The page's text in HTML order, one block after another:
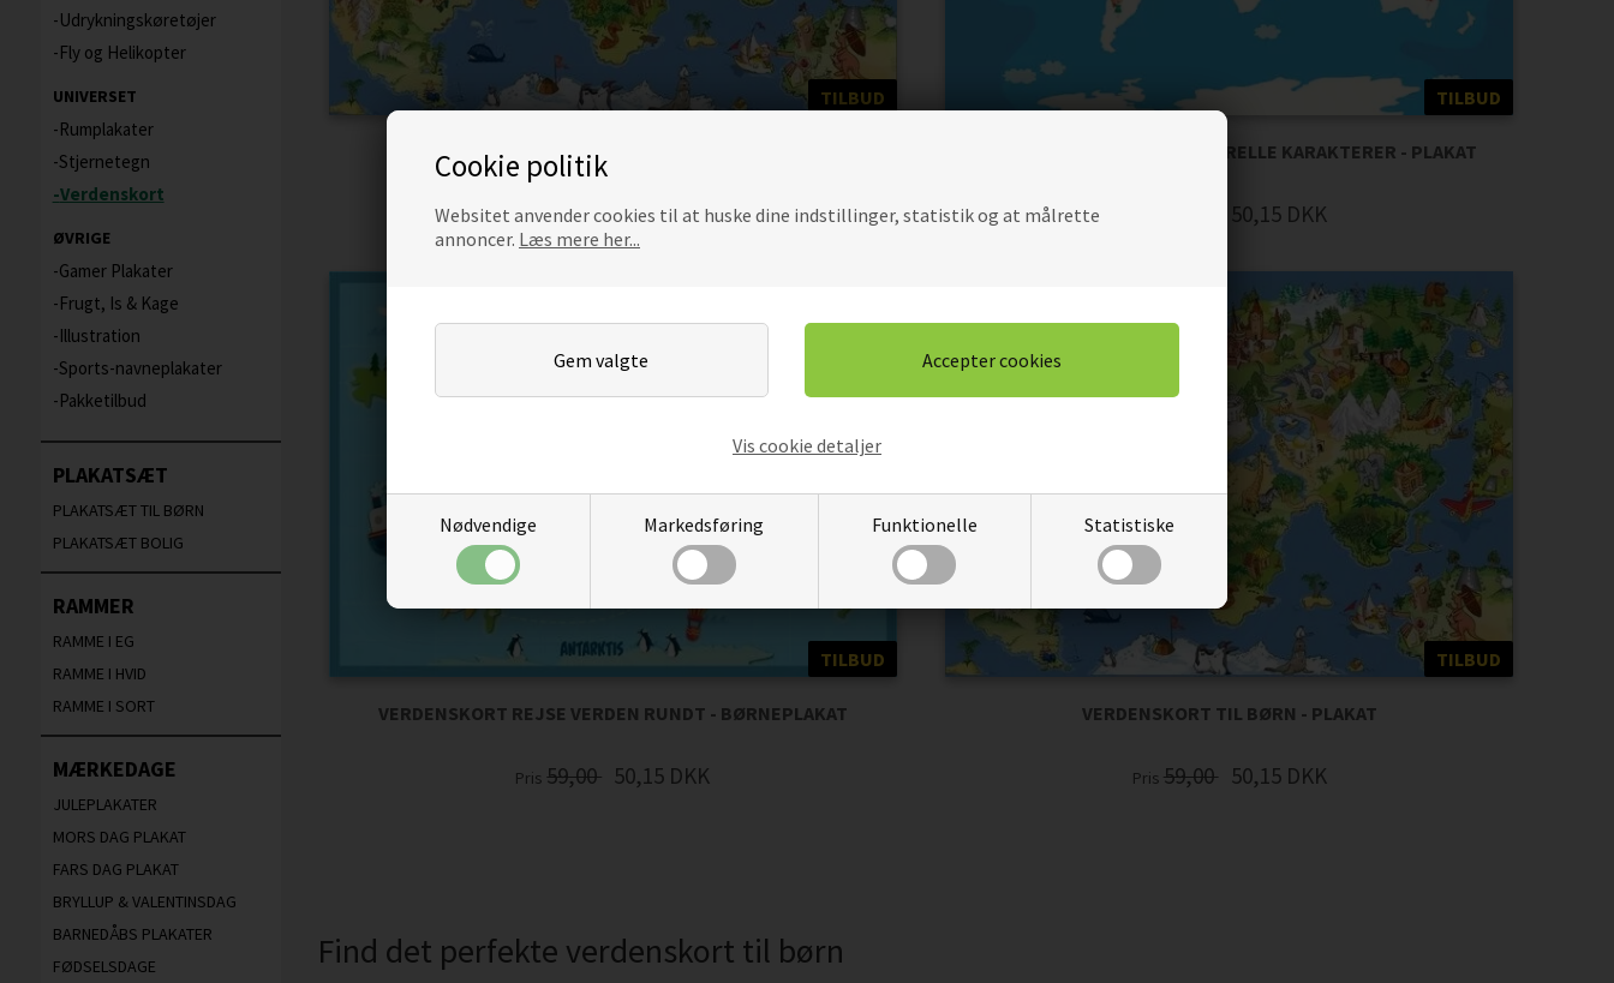
Cookie politik
Websitet anvender cookies til at huske dine indstillinger, statistik og at målrette
annoncer. Læs mere her...
Nødvendige Markedsføring Funktionelle Statistiske
Vis cookie detaljer
Udrykningskøretøjer
Fly og Helikopter
UNIVERSET
Rumplakater
Stjernetegn
Verdenskort
ØVRIGE
Gamer Plakater
Frugt, Is & Kage
Illustration
Sports-navneplakater
Pakketilbud
PLAKATSÆT
PLAKATSÆT TIL BØRN
PLAKATSÆT BOLIG
RAMMER
RAMME I EG
RAMME I HVID
RAMME I SORT
MÆRKEDAGE
JULEPLAKATER
MORS DAG PLAKAT
FARS DAG PLAKAT
BRYLLUP & VALENTINSDAG
BARNEDÅBS PLAKATER
FØDSELSDAGE
TILBUD
BØRNEPLAKAT RETRO HELIKOPTER
Pris59,00 50,15DKK
TILBUD
VERDENSKORT MULTIKULTURELLE KARAKTERER - PLAKAT
50,15 DKK
TILBUD
VERDENSKORT REJSE VERDEN RUNDT - BØRNEPLAKAT
Pris59,00 50,15 DKK
TILBUD
VERDENSKORT TIL BØRN - PLAKAT
Pris 59,00 50,15 DKK
Find det perfekte verdenskort til børn